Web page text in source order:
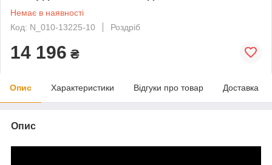
Немає в наявності
Код: N_010-13225-10
Роздріб
14 196 ₴
Опис Характеристики Відгуки про товар Доставка
Опис